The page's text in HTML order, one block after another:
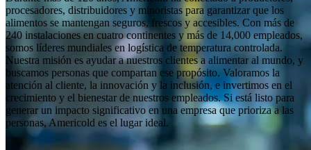
procesadores, distribuidores y minoristas para garantizar que los
alimentos se mantengan seguros, frescos y accesibles. Con más de
240 instalaciones en cuatro continentes y más de 14,000 empleados,
somos líderes mundiales en logística de temperatura controlada.
Nuestra misión es ayudar a nuestros clientes a alimentar al mundo, y
buscamos personas que compartan ese propósito. Valoramos la
atención al cliente, la innovación y la inclusión, e invertimos en el
crecimiento y el bienestar de nuestros empleados. Si está listo para
generar un impacto significativo en una empresa que prioriza a las
personas, Americold es el lugar ideal.